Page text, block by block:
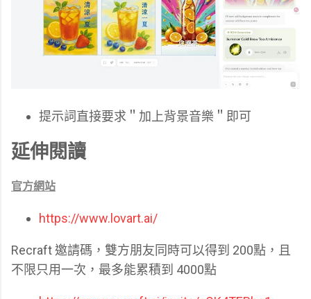
提示詞直接要求＂加上背景音樂＂即可
延伸閱讀
官方網站
https://www.lovart.ai/
Recraft 邀請碼，雙方朋友同時可以得到 200點，且
不限只用一次，最多能累積到 4000點